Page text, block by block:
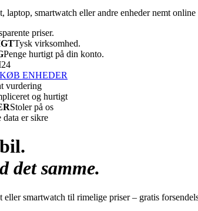
laptop, smartwatch eller andre enheder nemt
priser.
Tysk virksomhed.
Penge hurtigt på din konto.
KØB ENHEDER
vurdering
og hurtigt
Stoler på os
data er sikre
det samme.
eller smartwatch til rimelige priser – gratis